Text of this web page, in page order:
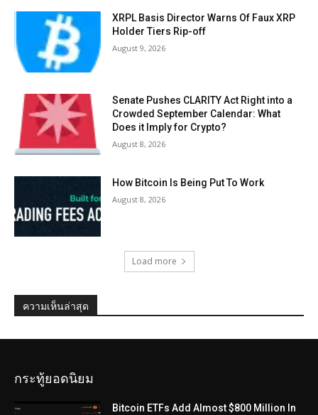
XRPL Basis Director Warns Of Faux XRP
Holder Tiers Rip-off
August 9, 2026
Senate Pushes CLARITY Act Right into a
Crowded September Calendar: What
Does it Imply for Crypto?
August 8, 2026
How Bitcoin Is Being Put To Work
August 8, 2026
Load more
ความเห็นล่าสุด
กระทู้ยอดนิยม
Bitcoin ETFs Add Almost $800 Million In